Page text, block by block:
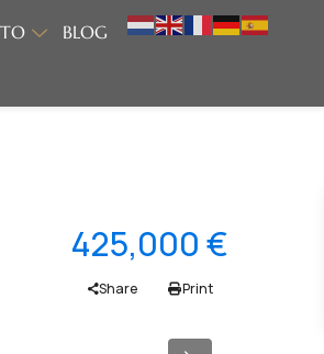
BLOG
425,000 €
Share Print